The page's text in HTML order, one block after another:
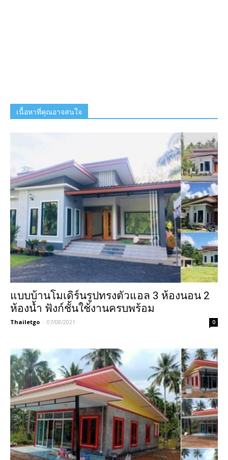
เนื้อหาที่คุณอาจสนใจ
แบบบ้านโมเดิร์นรูปทรงตัวแอล 3 ห้องนอน 2
ห้องน้ำ ฟังก์ชั้นใช้งานครบพร้อม
Thailetgo - 07/08/2021 0